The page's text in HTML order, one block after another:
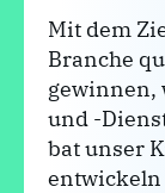
Mit dem
Branche
gewinnen,
und -
bat unser
entwickeln